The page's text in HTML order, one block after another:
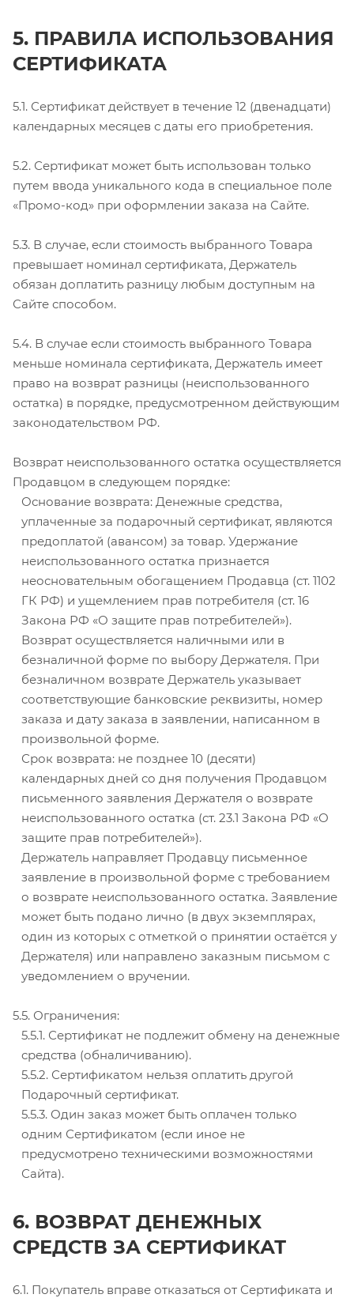
5. ПРАВИЛА ИСПОЛЬЗОВАНИЯ
СЕРТИФИКАТА
5.1. Сертификат действует в течение 12 (двенадцати)
календарных месяцев с даты его приобретения.
5.2. Сертификат может быть использован только
путем ввода уникального кода в специальное поле
«Промо-код» при оформлении заказа на Сайте.
5.3. В случае, если стоимость выбранного Товара
превышает номинал сертификата, Держатель
обязан доплатить разницу любым доступным на
Сайте способом.
5.4. В случае если стоимость выбранного Товара
меньше номинала сертификата, Держатель имеет
право на возврат разницы (неиспользованного
остатка) в порядке, предусмотренном действующим
законодательством РФ.
Возврат неиспользованного остатка осуществляется
Продавцом в следующем порядке:
Основание возврата: Денежные средства,
уплаченные за подарочный сертификат, являются
предоплатой (авансом) за товар. Удержание
неиспользованного остатка признается
неосновательным обогащением Продавца (ст. 1102
ГК РФ) и ущемлением прав потребителя (ст. 16
Закона РФ «О защите прав потребителей»).
Возврат осуществляется наличными или в
безналичной форме по выбору Держателя. При
безналичном возврате Держатель указывает
соответствующие банковские реквизиты, номер
заказа и дату заказа в заявлении, написанном в
произвольной форме.
Срок возврата: не позднее 10 (десяти)
календарных дней со дня получения Продавцом
письменного заявления Держателя о возврате
неиспользованного остатка (ст. 23.1 Закона РФ «О
защите прав потребителей»).
Держатель направляет Продавцу письменное
заявление в произвольной форме с требованием
о возврате неиспользованного остатка. Заявление
может быть подано лично (в двух экземплярах,
один из которых с отметкой о принятии остаётся у
Держателя) или направлено заказным письмом с
уведомлением о вручении.
5.5. Ограничения:
5.5.1. Сертификат не подлежит обмену на денежные
средства (обналичиванию).
5.5.2. Сертификатом нельзя оплатить другой
Подарочный сертификат.
5.5.3. Один заказ может быть оплачен только
одним Сертификатом (если иное не
предусмотрено техническими возможностями
Сайта).
6. ВОЗВРАТ ДЕНЕЖНЫХ
СРЕДСТВ ЗА СЕРТИФИКАТ
6.1. Покупатель вправе отказаться от Сертификата и